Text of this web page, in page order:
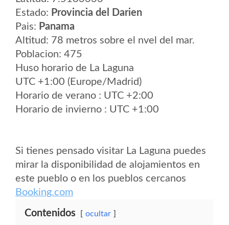
Estado: Provincia del Darien
Pais: Panama
Altitud: 78 metros sobre el nvel del mar.
Poblacion: 475
Huso horario de La Laguna
UTC +1:00 (Europe/Madrid)
Horario de verano : UTC +2:00
Horario de invierno : UTC +1:00
Si tienes pensado visitar La Laguna puedes
mirar la disponibilidad de alojamientos en
este pueblo o en los pueblos cercanos
Booking.com
Contenidos ocultar